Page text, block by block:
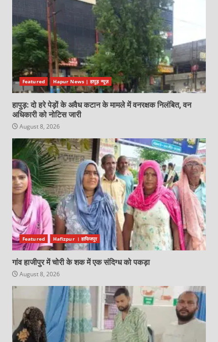
Featured Hapur News | हापुड़ न्यूज़
हापुड़: दो हरे पेड़ों के अवैध कटान के मामले में वनरक्षक निलंबित, वन
अधिकारी को नोटिस जारी
August 8, 2026
Featured Hafizpur । हाफिजपुर
गांव हाजीपुर में चोरी के शक में एक संदिग्ध को पकड़ा
August 8, 2026